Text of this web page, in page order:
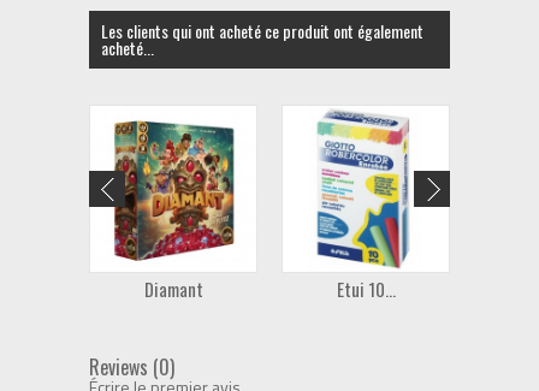
Les clients qui ont acheté ce produit ont également
acheté...
Diamant Etui 10...
Reviews (0)